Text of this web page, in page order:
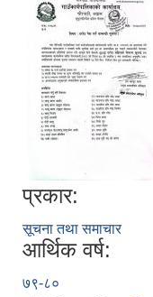
प्रकार:
सूचना तथा समाचार
आर्थिक वर्ष:
७९-८०